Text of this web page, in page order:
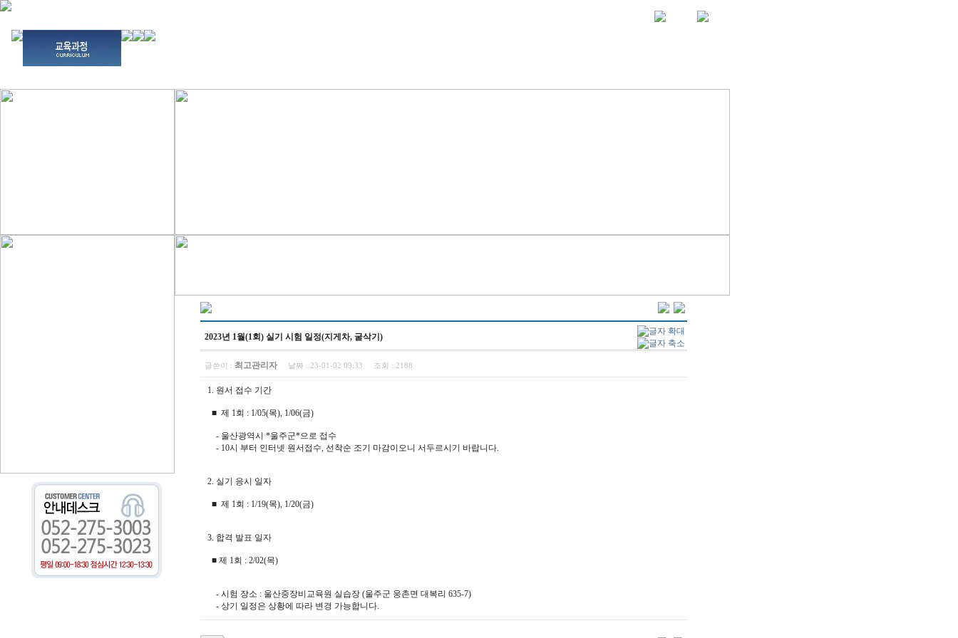
2023년 1월(1회) 실기 시험 일정(지게차, 굴삭기)
글쓴이 : 최고관리자 날짜 : 23-01-02 09:33 조회 : 2188
1. 원서 접수 기간
■ 제 1회 : 1/05(목), 1/06(금)
- 울산광역시 *울주군*으로 접수
- 10시 부터 인터넷 원서접수, 선착순 조기 마감이오니 서두르시기 바랍니다.
2. 실기 응시 일자
■ 제 1회 : 1/19(목), 1/20(금)
3. 합격 발표 일자
■ 제 1회 : 2/02(목)
- 시험 장소 : 울산중장비교육원 실습장 (울주군 웅촌면 대복리 635-7)
- 상기 일정은 상황에 따라 변경 가능합니다.